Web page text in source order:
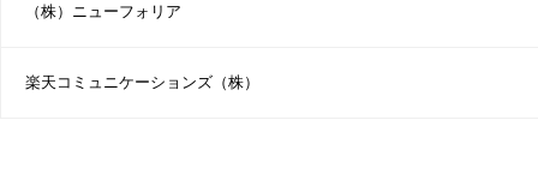
（株）ニューフォリア
楽天コミュニケーションズ（株）